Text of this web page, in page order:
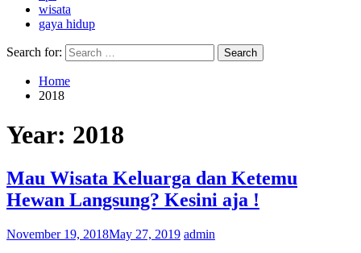
wisata
gaya hidup
Search for:
Home
2018
Year: 2018
Mau Wisata Keluarga dan Ketemu
Hewan Langsung? Kesini aja !
November 19, 2018May 27, 2019 admin